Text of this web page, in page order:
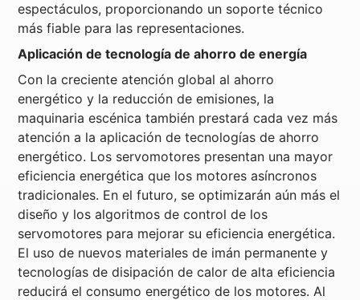
espectáculos, proporcionando un soporte técnico
más fiable para las representaciones.
Aplicación de tecnología de ahorro de energía
Con la creciente atención global al ahorro
energético y la reducción de emisiones, la
maquinaria escénica también prestará cada vez más
atención a la aplicación de tecnologías de ahorro
energético. Los servomotores presentan una mayor
eficiencia energética que los motores asíncronos
tradicionales. En el futuro, se optimizarán aún más el
diseño y los algoritmos de control de los
servomotores para mejorar su eficiencia energética.
El uso de nuevos materiales de imán permanente y
tecnologías de disipación de calor de alta eficiencia
reducirá el consumo energético de los motores. Al